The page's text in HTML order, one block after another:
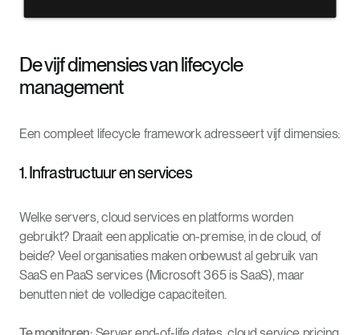
De vijf dimensies van lifecycle
management
Een compleet lifecycle framework adresseert vijf dimensies:
1. Infrastructuur en services
Welke servers, cloud services en platforms worden
gebruikt? Draait een applicatie on-premise, in de cloud, of
beide? Veel organisaties maken onbewust al gebruik van
SaaS en PaaS services (Microsoft 365 is SaaS), maar
benutten niet de volledige capaciteiten.